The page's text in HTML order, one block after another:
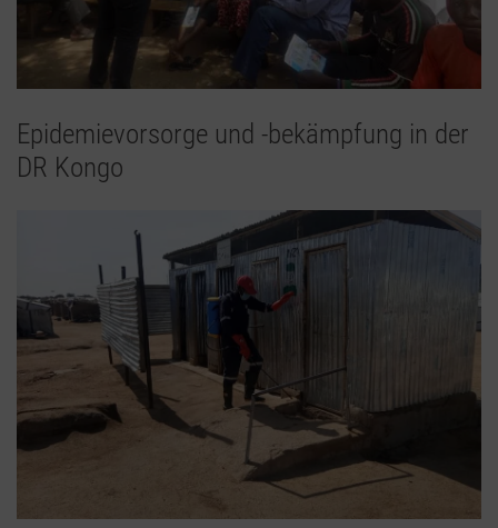
Epidemievorsorge und -bekämpfung in der
DR Kongo